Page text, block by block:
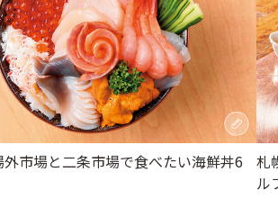
外市場と二条市場で食べたい海鮮丼6
札
ル